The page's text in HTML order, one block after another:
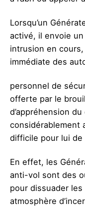
Lorsqu’un
activé, il envoie
intrusion en
immédiate des
personnel de
offerte par le
d’appréhension
considérablement
difficile pour lui de
En effet, les
anti-vol sont des
pour dissuader
atmosphère